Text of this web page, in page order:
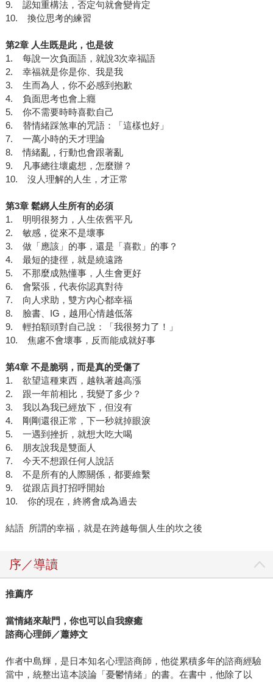
9. 認知重構法，否定句就會變肯定
10. 換位思考的練習
第2章 人生既是此，也是彼
1. 每說一次負面語，就說3次幸福語
2. 幸福就是你是你、我是我
3. 生而為人，你不必感到抱歉
4. 負面思考也會上癮
5. 你不需要時時喜歡自己
6. 替情緒踩煞車的咒語：「這樣也好」
7. 一萬小時的天才理論
8. 情緒亂，行動也會跟著亂
9. 凡事總往壞處想，怎麼辦？
10. 沒人理解的人生，才正常
第3章 鬆綁人生所有的必須
1. 明明很努力，人生依舊平凡
2. 敏感，從來不是壞事
3. 做「應該」的事，還是「喜歡」的事？
4. 最短的捷徑，就是繞遠路
5. 不那麼成熟懂事，人生會更好
6. 會緊張，代表你認真對待
7. 向人求助，雙方內心都幸福
8. 臉書、IG，越用心情越低落
9. 輕拍額頭對自己說：「我很努力了！」
10. 焦慮不會壞事，反而能成就好事
第4章 不是脆弱，而是真的受傷了
1. 欲望這種東西，越執著越高漲
2. 跟一年前相比，我變了多少？
3. 我以為我已經放下，但沒有
4. 剛剛還很正常，下一秒就掉眼淚
5. 一遇到挫折，就想大吃大喝
6. 朋友說我是雙面人
7. 今天不想跟任何人說話
8. 不是所有的人際關係，都要維繫
9. 從跟店員打招呼開始
10. 你的現在，終將會成為過去
結語 所謂的幸福，就是在跨越每個人生的坎之後
序／導讀
推薦序
當情緒來敲門，你也可以自我療癒
諮商心理師／蕭婷文
作者中島輝，是日本知名心理諮商師，他從累積多年的諮商經驗
當中，統整出這本談論「憂鬱情緒」的書。在書中，他除了以